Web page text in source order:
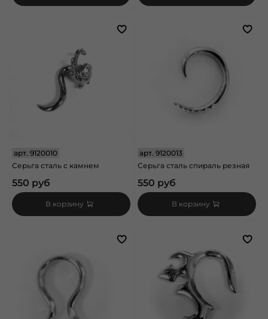
арт. 9120010
Серьга сталь с камнем
550 руб
В корзину
арт.9120013
Серьга сталь спираль резная
550 руб
В корзину